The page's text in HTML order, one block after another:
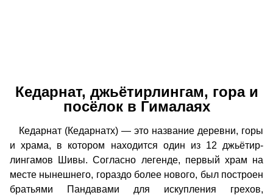
Кедарнат, джьётирлингам, гора и
посёлок в Гималаях
Кедарнат (Кедарнатх) — это название деревни, горы
и храма, в котором находится один из 12 джьётир-
лингамов Шивы. Согласно легенде, первый храм на
месте нынешнего, гораздо более нового, был построен
братьями Пандавами для искупления грехов,